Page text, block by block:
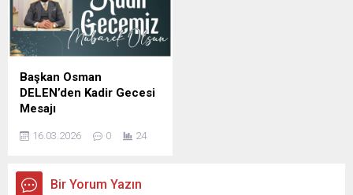
Mesajında şunları kaydetti,
Ramazan ayının manevi
ikliminde sabır, yardımlaşma
ve dayanışma duygularının
güçlendiğini belirterek,
bayramların ise bu güzel
değerlerin toplumun her
kesimine yayıldığı müstesna
zamanlar olduğunu ifade
Başkan Osman
DELEN’den Kadir Gecesi
Mesajı
Kurulu Başkanı ve
Osman Delen, mübarek
Kadir Gecesi dolayısıyla bir
16.03.2026 0 24
Bir Yorum Yazın